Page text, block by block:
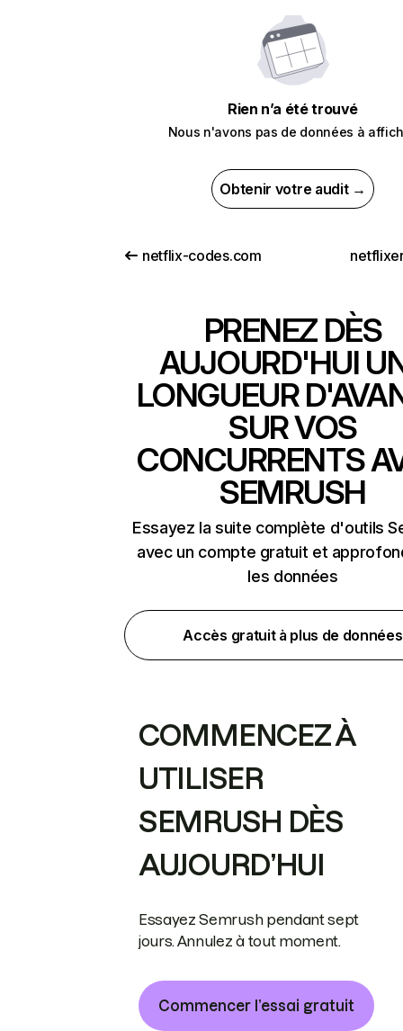
Rien n’a été trouvé
Nous n'avons pas de données à
Obtenir votre audit →
netflix-codes.com
PRENEZ DÈS
AUJOURD'HUI
LONGUEUR
SUR VOS
CONCURRENTS
SEMRUSH
Essayez la suite complète d'outils
avec un compte gratuit et
les données
Accès gratuit à plus de données
COMMENCEZ À
UTILISER
SEMRUSH DÈS
AUJOURD’HUI
Essayez Semrush pendant sept
jours. Annulez à tout moment.
Commencer l’essai gratuit